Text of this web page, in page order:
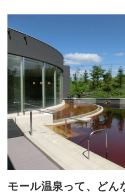
モール温泉って、どん